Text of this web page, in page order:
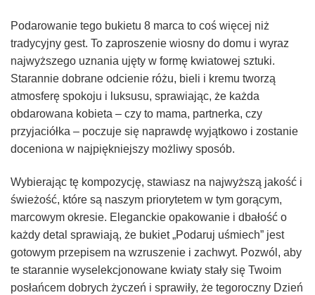
Podarowanie tego bukietu 8 marca to coś więcej niż
tradycyjny gest. To zaproszenie wiosny do domu i wyraz
najwyższego uznania ujęty w formę kwiatowej sztuki.
Starannie dobrane odcienie różu, bieli i kremu tworzą
atmosferę spokoju i luksusu, sprawiając, że każda
obdarowana kobieta – czy to mama, partnerka, czy
przyjaciółka – poczuje się naprawdę wyjątkowo i zostanie
doceniona w najpiękniejszy możliwy sposób.
Wybierając tę kompozycję, stawiasz na najwyższą jakość i
świeżość, które są naszym priorytetem w tym gorącym,
marcowym okresie. Eleganckie opakowanie i dbałość o
każdy detal sprawiają, że bukiet „Podaruj uśmiech” jest
gotowym przepisem na wzruszenie i zachwyt. Pozwól, aby
te starannie wyselekcjonowane kwiaty stały się Twoim
posłańcem dobrych życzeń i sprawiły, że tegoroczny Dzień